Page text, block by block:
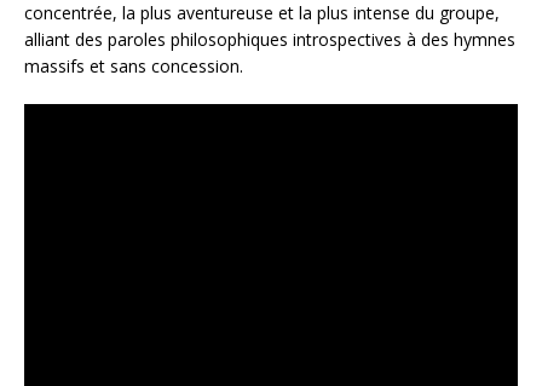
concentrée, la plus aventureuse et la plus intense du groupe,
alliant des paroles philosophiques introspectives à des hymnes
massifs et sans concession.